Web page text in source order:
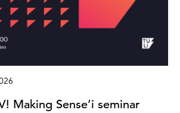
Making Sense’i seminar